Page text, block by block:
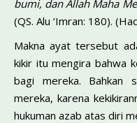
bumi, dan Allah Maha
(QS. Alu ‘Imran: 180).
Makna ayat tersebut
kikir itu mengira bahwa
bagi mereka. Bah­kan
mereka, karena
hukuman azab atas diri